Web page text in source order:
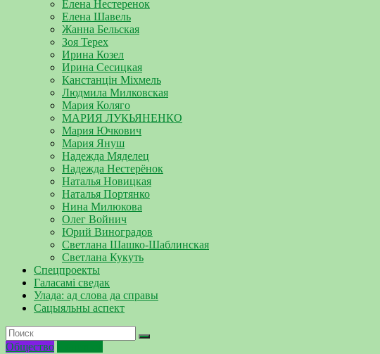
Елена Нестеренок
Елена Шавель
Жанна Бельская
Зоя Терех
Ирина Козел
Ирина Сесицкая
Канстанцін Міхмель
Людмила Милковская
Мария Коляго
МАРИЯ ЛУКЬЯНЕНКО
Мария Ючкович
Мария Януш
Надежда Мяделец
Надежда Нестерёнок
Наталья Новицкая
Наталья Портянко
Нина Милюкова
Олег Войнич
Юрий Виноградов
Светлана Шашко-Шаблинская
Светлана Кукуть
Спецпроекты
Галасамі сведак
Улада: ад слова да справы
Сацыяльны аспект
Общество